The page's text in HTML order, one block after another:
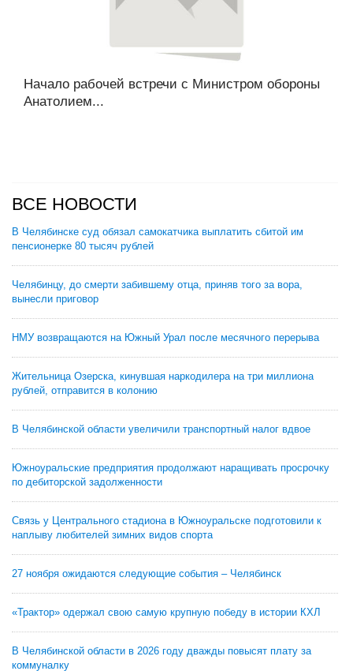
Начало рабочей встречи с Министром обороны
Анатолием...
ВСЕ НОВОСТИ
В Челябинске суд обязал самокатчика выплатить сбитой им
пенсионерке 80 тысяч рублей
Челябинцу, до смерти забившему отца, приняв того за вора,
вынесли приговор
НМУ возвращаются на Южный Урал после месячного перерыва
Жительница Озерска, кинувшая наркодилера на три миллиона
рублей, отправится в колонию
В Челябинской области увеличили транспортный налог вдвое
Южноуральские предприятия продолжают наращивать просрочку
по дебиторской задолженности
Связь у Центрального стадиона в Южноуральске подготовили к
наплыву любителей зимних видов спорта
27 ноября ожидаются следующие события – Челябинск
«Трактор» одержал свою самую крупную победу в истории КХЛ
В Челябинской области в 2026 году дважды повысят плату за
коммуналку